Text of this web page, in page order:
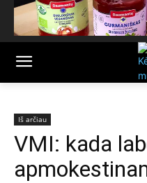
Iš arčiau
VMI: kada